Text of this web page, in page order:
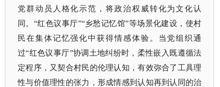
党群动员人格化示范，将政治权威转化为文化认
同。“红色议事厅”“乡愁记忆馆”等场景化建设，使村
民在集体记忆强化中获得情感体验。当党组织通
过“红色议事厅”协调土地纠纷时，柔性嵌入既遵循法
定程序，又契合村民的伦理认知，有效弥合了工具理
性与价值理性的张力，形成情感到认知再到认同的治